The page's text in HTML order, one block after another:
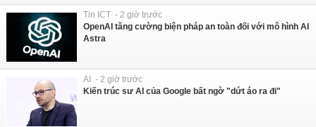
Tin ICT - 2 giờ trước
OpenAI tăng cường biện pháp an toàn đối với mô hình AI
Astra
AI - 2 giờ trước
Kiến trúc sư AI của Google bất ngờ "dứt áo ra đi"